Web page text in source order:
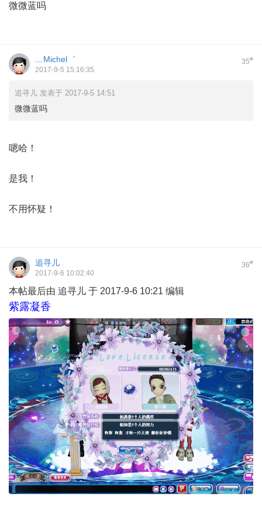
微微蓝吗
35#
﹏Michel゛
2017-9-5 15:16:35
追寻儿 发表于 2017-9-5 14:51
微微蓝吗
嗯哈！
是我！
不用怀疑！
36#
追寻儿
2017-9-6 10:02:40
本帖最后由 追寻儿 于 2017-9-6 10:21 编辑
紫露凝香